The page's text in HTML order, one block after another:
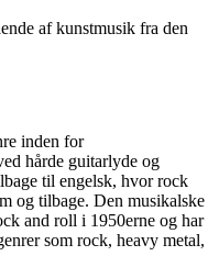
af kunstmusik fra den
inden for
hårde guitarlyde og
til engelsk, hvor rock
og tilbage. Den musikalske
and roll i 1950erne og har
som rock, heavy metal,